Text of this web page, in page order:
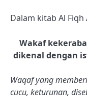
Dalam kitab Al Fiqh
Wakaf
dikenal dengan
Waqaf yang
cucu, keturunan,